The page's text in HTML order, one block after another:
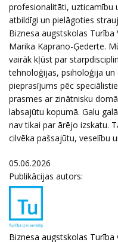
profesionalitāti, uzticamību
atbildīgi un pielāgoties
Biznesa augstskolas
Marika Kaprano-Ģederte.
vairāk kļūst par
tehnoloģijas, psiholoģija un
pieprasījums pēc
prasmes ar zinātnisku
labsajūtu kopumā. Galu
nav tikai par ārējo izskatu.
cilvēka pašsajūtu, veselību
05.06.2026
Publikācijas autors:
Biznesa augstskolas